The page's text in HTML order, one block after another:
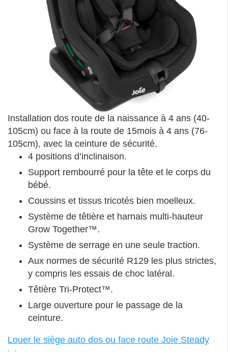
Installation dos route de la naissance à 4 ans (40-
105cm) ou face à la route de 15mois à 4 ans (76-
105cm), avec la ceinture de sécurité.
4 positions d’inclinaison.
Support rembourré pour la tête et le corps du
bébé.
Coussins et tissus tricotés bien moelleux.
Système de têtière et harnais multi-hauteur
Grow Together™.
Système de serrage en une seule traction.
Aux normes de sécurité R129 les plus strictes,
y compris les essais de choc latéral.
Têtière Tri-Protect™.
Large ouverture pour le passage de la
ceinture.
Louer le siège auto dos ou face route Joie Steady